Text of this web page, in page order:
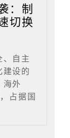
：制
切换
、自主
建设的
海外
占据国